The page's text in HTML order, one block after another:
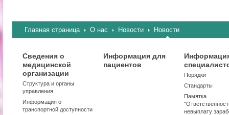
Главная страница О нас Новости Новости
Сведения о
медицинской
организации
Структура и органы
управления
Информация о
транспортной доступности
Информация для
пациентов
Порядки
Стандарты
Памятка
невыплату